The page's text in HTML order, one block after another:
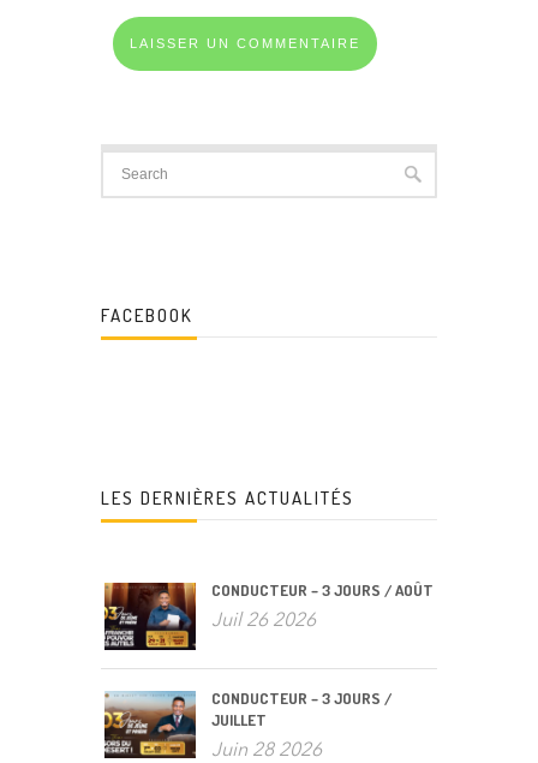
FACEBOOK
LES DERNIÈRES ACTUALITÉS
CONDUCTEUR – 3 JOURS / AOÛT
Juil 26 2026
CONDUCTEUR – 3 JOURS /
JUILLET
Juin 28 2026